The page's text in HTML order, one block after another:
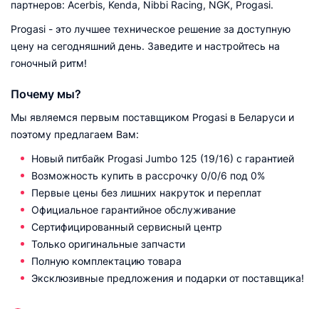
партнеров: Acerbis, Kenda, Nibbi Racing, NGK, Progasi.
Progasi - это лучшее техническое решение за доступную
цену на сегодняшний день. Заведите и настройтесь на
гоночный ритм!
Почему мы?
Мы являемся первым поставщиком Progasi в Беларуси и
поэтому предлагаем Вам:
Новый питбайк Progasi Jumbo 125 (19/16) с гарантией
Возможность купить в рассрочку 0/0/6 под 0%
Первые цены без лишних накруток и переплат
Официальное гарантийное обслуживание
Сертифицированный сервисный центр
Только оригинальные запчасти
Полную комплектацию товара
Эксклюзивные предложения и подарки от поставщика!